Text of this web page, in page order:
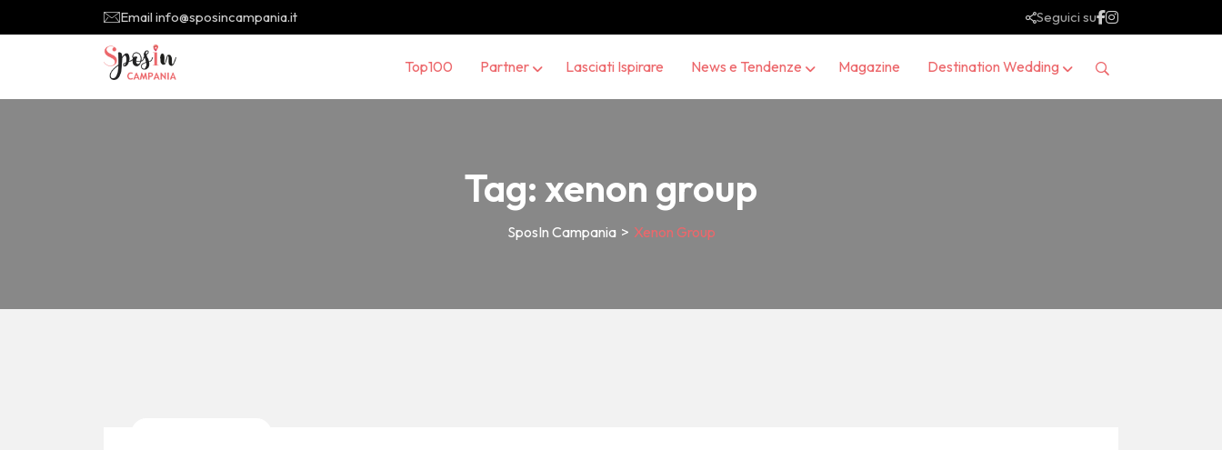
Email info@sposincampania.it Seguici su
Top100 Partner Lasciati Ispirare News e Tendenze Magazine Destination Wedding
Tag:xenon group
SposIn Campania > Xenon Group